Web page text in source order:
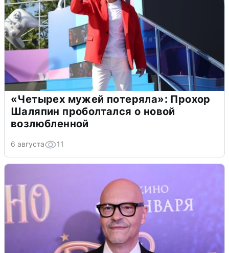
«Четырех мужей потеряла»: Прохор
Шаляпин проболтался о новой
возлюбленной
6 августа 11